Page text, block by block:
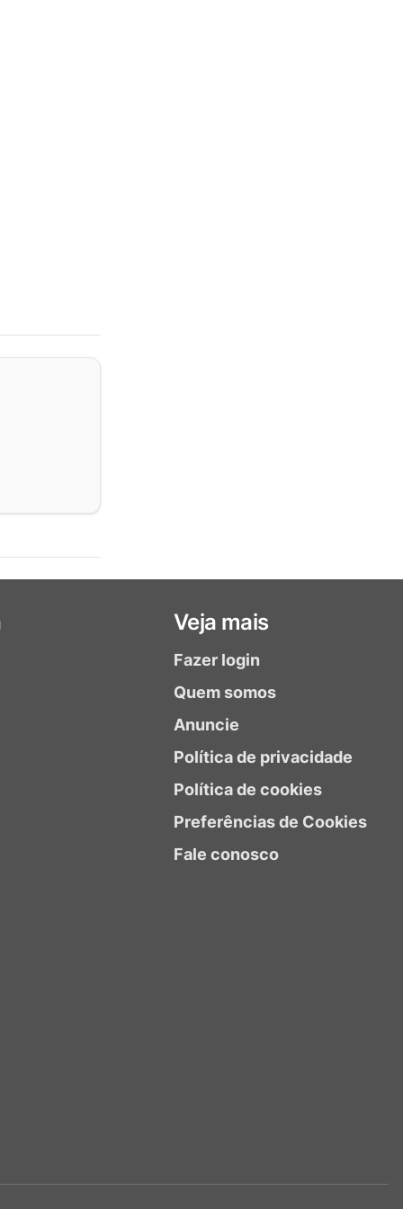
Veja mais
Fazer login
Quem somos
Anuncie
Política de privacidade
Política de cookies
Preferências de Cookies
Fale conosco